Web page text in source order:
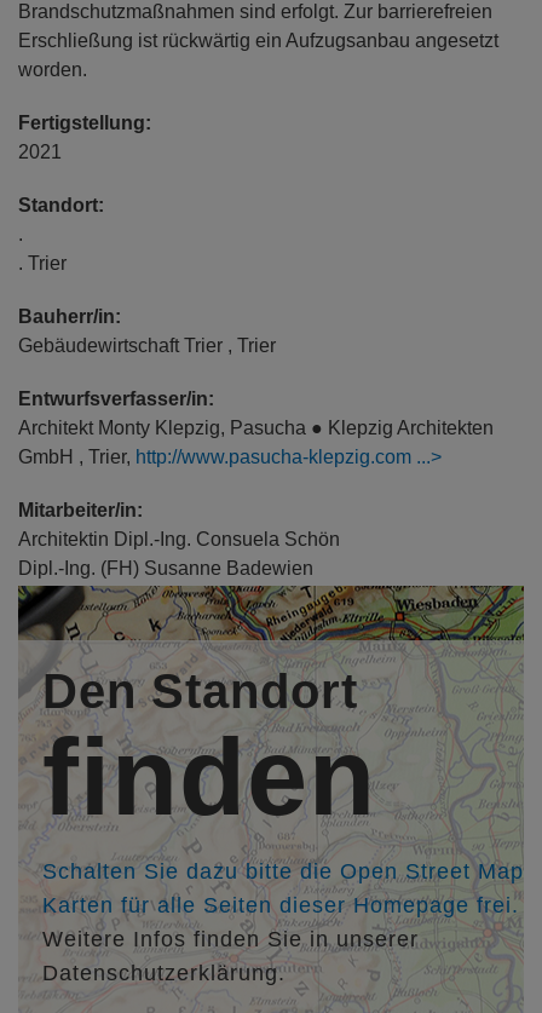
Brandschutzmaßnahmen sind erfolgt. Zur barrierefreien
Erschließung ist rückwärtig ein Aufzugsanbau angesetzt
worden.
Fertigstellung:
2021
Standort:
.
. Trier
Bauherr/in:
Gebäudewirtschaft Trier , Trier
Entwurfsverfasser/in:
Architekt Monty Klepzig, Pasucha ● Klepzig Architekten
GmbH , Trier, http://www.pasucha-klepzig.com
Mitarbeiter/in:
Architektin Dipl.-Ing. Consuela Schön
Dipl.-Ing. (FH) Susanne Badewien
Kollegen/in:
Landschaftsarchitekt Stefan Jacobs, Ernst+Partner
Landschaftsarchitekten bdla, Trier, http://www.bueroernst-
partner.de
Architekten Dipl.-Ing. (FH) Hubertus Hillinger, Susanne
Hoffmann-Hillinger, Hillinger Architekten, Trier,
http://www.hillinger-architekten.com
Architekt Dipl.-Ing. (FH) Herbert Hofer, Architektur Enso,
Trier,
http://www.architekturenso.de
Den Standort
finden
Schalten Sie dazu bitte die Open Street Map
Karten für alle Seiten dieser Homepage frei.
Weitere Infos finden Sie in unserer
Datenschutzerklärung.